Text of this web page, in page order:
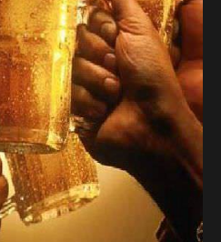
のラストオーダーは30分前とな
2026年9月30日
00分
ご予約ください
り変更になる場合がございま
不可。（施設利用券ご利用の